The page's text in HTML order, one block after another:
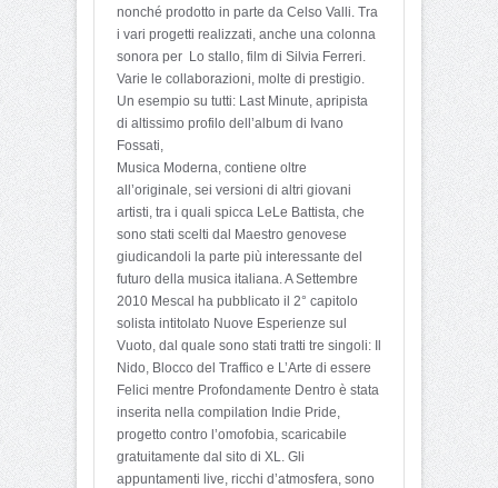
nonché prodotto in parte da Celso Valli. Tra
i vari progetti realizzati, anche una colonna
sonora per Lo stallo, film di Silvia Ferreri.
Varie le collaborazioni, molte di prestigio.
Un esempio su tutti: Last Minute, apripista
di altissimo profilo dell’album di Ivano
Fossati,
Musica Moderna, contiene oltre
all’originale, sei versioni di altri giovani
artisti, tra i quali spicca LeLe Battista, che
sono stati scelti dal Maestro genovese
giudicandoli la parte più interessante del
futuro della musica italiana. A Settembre
2010 Mescal ha pubblicato il 2° capitolo
solista intitolato Nuove Esperienze sul
Vuoto, dal quale sono stati tratti tre singoli: Il
Nido, Blocco del Traffico e L’Arte di essere
Felici mentre Profondamente Dentro è stata
inserita nella compilation Indie Pride,
progetto contro l’omofobia, scaricabile
gratuitamente dal sito di XL. Gli
appuntamenti live, ricchi d’atmosfera, sono